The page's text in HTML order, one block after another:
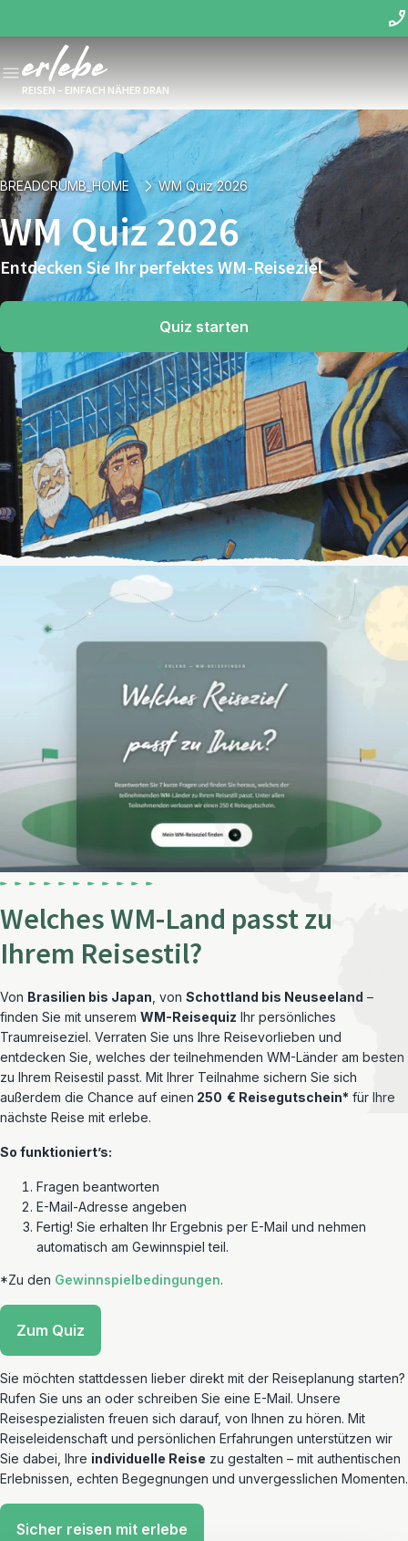
REISEN – EINFACH NÄHER DRAN
BREADCRUMB_HOME WM Quiz 2026
WM Quiz 2026
Entdecken Sie Ihr perfektes WM-Reiseziel
Quiz starten
Welches WM-Land passt zu
Ihrem Reisestil?
Von Brasilien bis Japan , von Schottland bis Neuseeland –
finden Sie mit unserem WM-Reisequiz Ihr persönliches
Traumreiseziel. Verraten Sie uns Ihre Reisevorlieben und
entdecken Sie, welches der teilnehmenden WM-Länder am besten
zu Ihrem Reisestil passt. Mit Ihrer Teilnahme sichern Sie sich
außerdem die Chance auf einen 250 € Reisegutschein* für Ihre
nächste Reise mit erlebe.
So funktioniert’s:
Fragen beantworten
E-Mail-Adresse angeben
Fertig! Sie erhalten Ihr Ergebnis per E-Mail und nehmen
automatisch am Gewinnspiel teil.
*Zu den Gewinnspielbedingungen.
Zum Quiz
Sie möchten stattdessen lieber direkt mit der Reiseplanung starten?
Rufen Sie uns an oder schreiben Sie eine E-Mail. Unsere
Reisespezialisten freuen sich darauf, von Ihnen zu hören. Mit
Reiseleidenschaft und persönlichen Erfahrungen unterstützen wir
Sie dabei, Ihre individuelle Reise zu gestalten – mit authentischen
Erlebnissen, echten Begegnungen und unvergesslichen Momenten.
Sicher reisen mit erlebe